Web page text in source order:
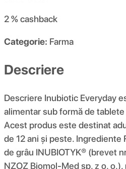
2 %cashback
Categorie: Farma
Descriere
Descriere Inubiotic Everyday
alimentar sub formă de
Acest produs este destinat
de 12 ani și peste. Ingrediente
de grâu INUBIOTYK® (brevet
NZOZ Biomol-Med sp. z o.